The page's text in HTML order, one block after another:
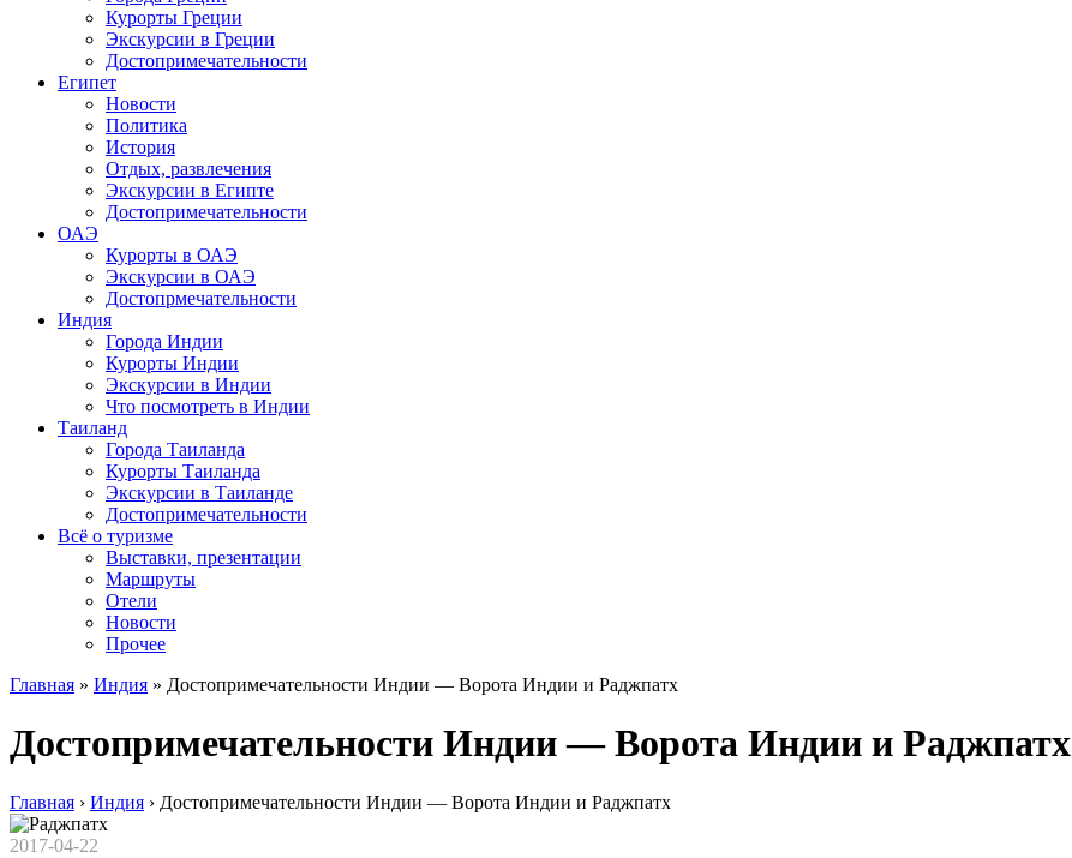
Курорты Греции
Экскурсии в Греции
Достопримечательности
Египет
Новости
Политика
История
Отдых, развлечения
Экскурсии в Египте
Достопримечательности
ОАЭ
Курорты в ОАЭ
Экскурсии в ОАЭ
Достопрмечательности
Индия
Города Индии
Курорты Индии
Экскурсии в Индии
Что посмотреть в Индии
Таиланд
Города Таиланда
Курорты Таиланда
Экскурсии в Таиланде
Достопримечательности
Всё о туризме
Выставки, презентации
Маршруты
Отели
Новости
Прочее
Главная » Индия » Достопримечательности Индии — Ворота Индии и Раджпатх
Достопримечательности Индии — Ворота Индии и Раджпатх
Главная › Индия › Достопримечательности Индии — Ворота Индии и Раджпатх
2017-04-22